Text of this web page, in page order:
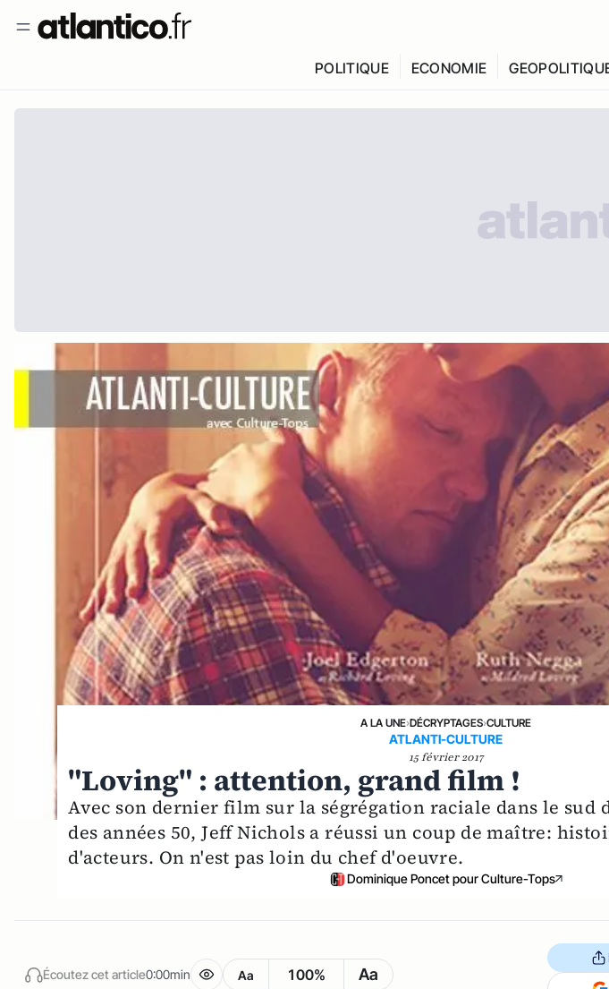
POLITIQUE ECONOMIE
A LA UNE›DÉCRYPTAGES›CULTURE
ATLANTI-CULTURE
15 février 2017
"Loving" : attention, grand film !
Avec son dernier film sur la ségrégation raciale dans le sud
des années 50, Jeff Nichols a réussi un coup de maître:
d'acteurs. On n'est pas loin du chef d'oeuvre.
Dominique Poncet pour Culture-Tops
Écoutez cet article0:00min Aa 100% Aa